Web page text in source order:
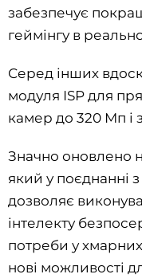
забезпечує
геймінгу в
Серед інших
модуля ISP для
камер до 320 Мп і
Значно оновлено
який у поєднанні
дозволяє
інтелекту
потреби у
нові можливості